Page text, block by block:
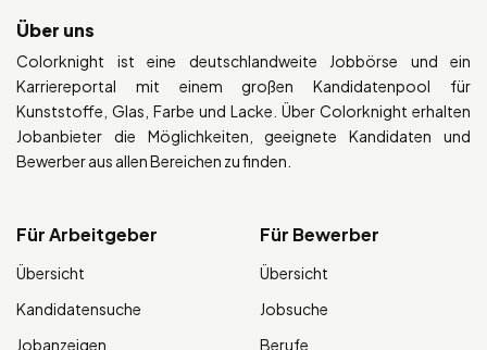
Über uns
Colorknight ist eine deutschlandweite Jobbörse und ein
Karriereportal mit einem großen Kandidatenpool für
Kunststoffe, Glas, Farbe und Lacke. Über Colorknight erhalten
Jobanbieter die Möglichkeiten, geeignete Kandidaten und
Bewerber aus allen Bereichen zu finden.
Für Arbeitgeber
Übersicht
Kandidatensuche
Jobanzeigen
Für Bewerber
Übersicht
Jobsuche
Berufe